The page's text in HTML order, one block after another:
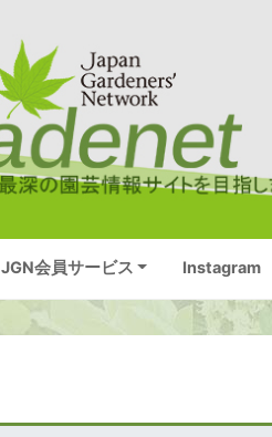
JGN会員サービス Instagram